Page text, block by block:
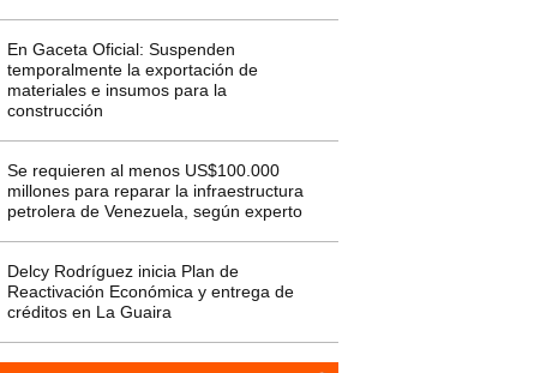
En Gaceta Oficial: Suspenden
temporalmente la exportación de
materiales e insumos para la
construcción
Se requieren al menos US$100.000
millones para reparar la infraestructura
petrolera de Venezuela, según experto
Delcy Rodríguez inicia Plan de
Reactivación Económica y entrega de
créditos en La Guaira